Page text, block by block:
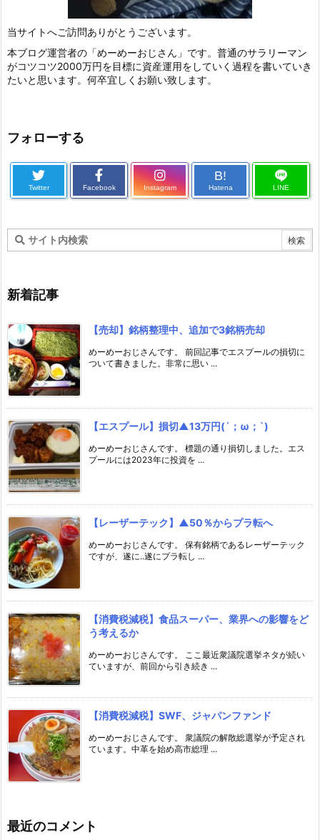
当サイトへご訪問ありがとうございます。
本ブログ運営者の「めーめーおじさん」です。普通のサラリーマン
がコツコツ2000万円を目標に資産運用をしていく過程を書いていき
たいと思います。何卒宜しくお願い致します。
フォローする
Twitter Facebook Instagram
B!
Hatena LINE
新着記事
【売却】銘柄整理中、追加で3銘柄売却
めーめーおじさんです。 前回記事でエスプールの損切に
ついて書きました。非常に思い ...
【エスプール】損切▲13万円(´；ω；`)
めーめーおじさんです。 標題の通り損切しました。エス
プールには2023年に投資を ...
【レーザーテック】▲50％からプラ転へ
めーめーおじさんです。 保有銘柄であるレーザーテック
ですが、遂に..遂にプラ転し ...
【消費税減税】食品スーパー、業界への影響をど
う考えるか
めーめーおじさんです。 ここ最近衆議院選挙ネタが続い
ていますが、前回から引き続き ...
【消費税減税】SWF、ジャパンファンド
めーめーおじさんです。 衆議院の解散総選挙が予定され
ています。中革を始め高市総理 ...
最近のコメント